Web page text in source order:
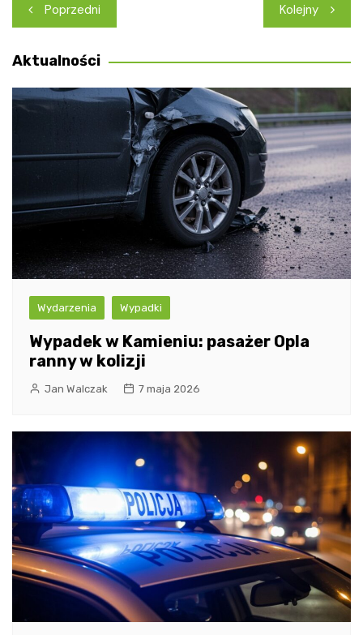
Nawigacja
wpisu
Poprzedni Kolejny
Aktualności
Wydarzenia Wypadki
Wypadek w Kamieniu: pasażer Opla
ranny w kolizji
Jan Walczak 7 maja 2026